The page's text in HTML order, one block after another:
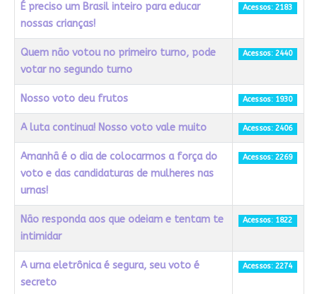
É preciso um Brasil inteiro para educar
nossas crianças!
Acessos: 2183
Quem não votou no primeiro turno, pode
votar no segundo turno
Acessos: 2440
Nosso voto deu frutos Acessos: 1930
A luta continua! Nosso voto vale muito Acessos: 2406
Amanhã é o dia de colocarmos a força do
voto e das candidaturas de mulheres nas
urnas!
Acessos: 2269
Não responda aos que odeiam e tentam te
intimidar
Acessos: 1822
A urna eletrônica é segura, seu voto é
secreto
Acessos: 2274